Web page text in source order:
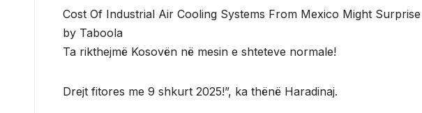
Cost Of Industrial Air Cooling Systems From Mexico Might
by Taboola
Ta rikthejmë Kosovën në mesin e shteteve normale!
Drejt fitores me 9 shkurt 2025!”, ka thënë Haradinaj.